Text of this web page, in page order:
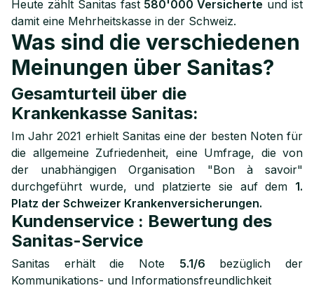
Heute zählt Sanitas fast 580'000 Versicherte und ist
damit eine Mehrheitskasse in der Schweiz.
Was sind die verschiedenen
Meinungen über Sanitas?
Gesamturteil über die
Krankenkasse Sanitas:
Im Jahr 2021 erhielt Sanitas eine der besten Noten für
die allgemeine Zufriedenheit, eine Umfrage, die von
der unabhängigen Organisation "Bon à savoir"
durchgeführt wurde, und platzierte sie auf dem 1.
Platz der Schweizer Krankenversicherungen.
Kundenservice : Bewertung des
Sanitas-Service
Sanitas erhält die Note 5.1/6 bezüglich der
Kommunikations- und Informationsfreundlichkeit